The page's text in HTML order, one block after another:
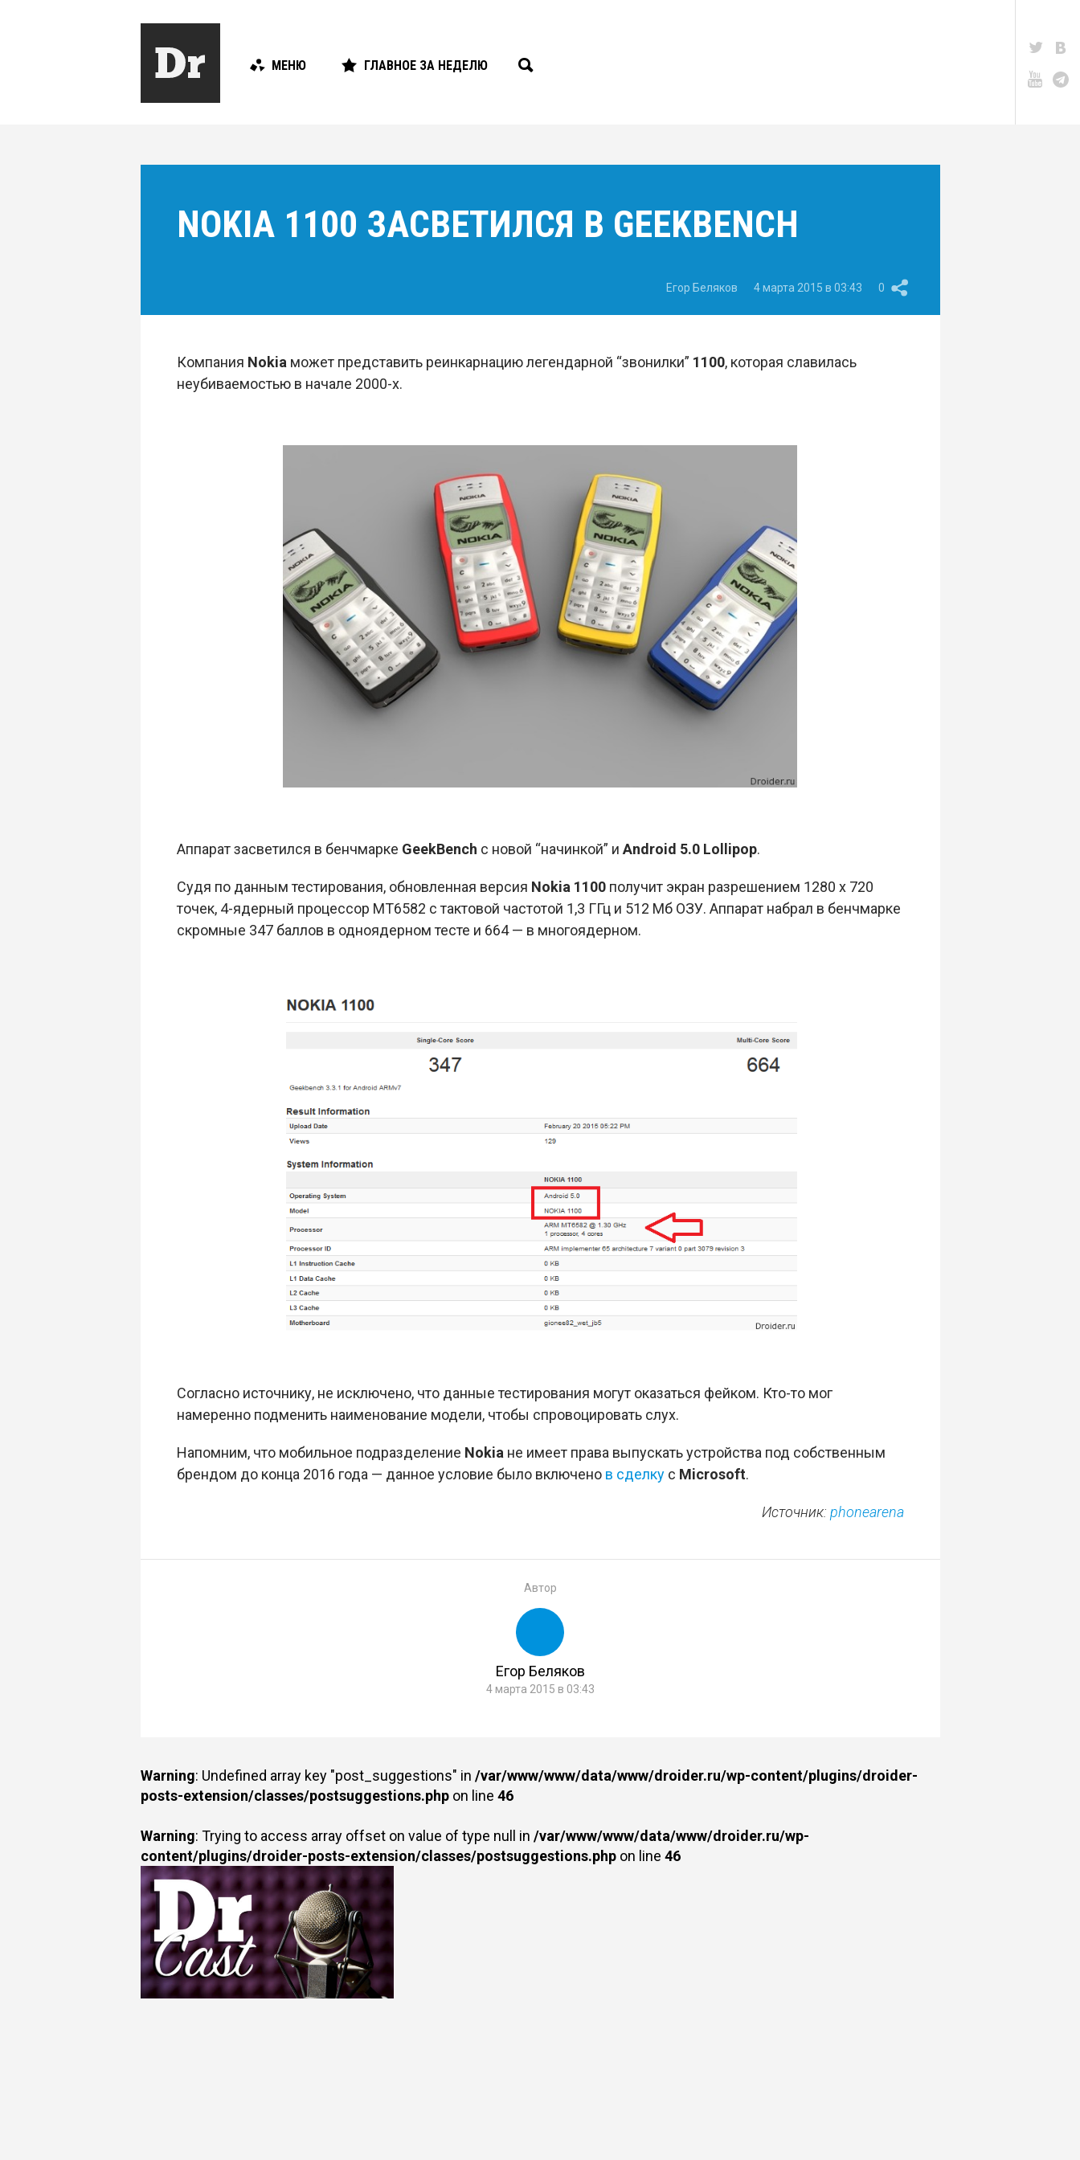
МЕНЮ ГЛАВНОЕ ЗА НЕДЕЛЮ
NOKIA 1100 ЗАСВЕТИЛСЯ В GEEKBENCH
Егор Беляков 4 марта 2015 в 03:43 0
Компания Nokia может представить реинкарнацию легендарной “звонилки” 1100, которая славилась
неубиваемостью в начале 2000-х.
Аппарат засветился в бенчмарке GeekBench с новой “начинкой” и Android 5.0 Lollipop.
Судя по данным тестирования, обновленная версия Nokia 1100получит экран разрешением 1280 х 720
точек, 4-ядерный процессор MT6582 с тактовой частотой 1,3 ГГц и 512 Мб ОЗУ. Аппарат набрал в бенчмарке
скромные 347 баллов в одноядерном тесте и 664 — в многоядерном.
Согласно источнику, не исключено, что данные тестирования могут оказаться фейком. Кто-то мог
намеренно подменить наименование модели, чтобы спровоцировать слух.
Напомним, что мобильное подразделение Nokia не имеет права выпускать устройства под собственным
брендом до конца 2016 года — данное условие было включено в сделкус Microsoft.
Источник: phonearena
Автор
Егор Беляков
4 марта 2015 в 03:43
Warning: Undefined array key "post_suggestions" in /var/www/www/data/www/droider.ru/wp-content/plugins/droider-
posts-extension/classes/postsuggestions.phpon line 46
Warning: Trying to access array offset on value of type null in /var/www/www/data/www/droider.ru/wp-
content/plugins/droider-posts-extension/classes/postsuggestions.phpon line 46